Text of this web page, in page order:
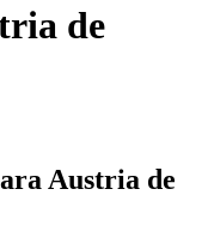
de
Austria de